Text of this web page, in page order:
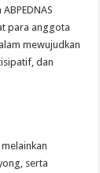
para anggota
mewujudkan
dan
serta